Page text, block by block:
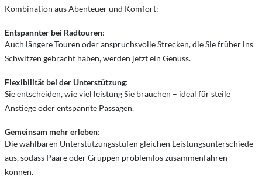
Kombination aus Abenteuer und Komfort:
Entspannter bei Radtouren:
Auch längere Touren oder anspruchsvolle Strecken, die Sie früher ins
Schwitzen gebracht haben, werden jetzt ein Genuss.
Flexibilität bei der Unterstützung:
Sie entscheiden, wie viel leistung Sie brauchen – ideal für steile
Anstiege oder entspannte Passagen.
Gemeinsam mehr erleben:
Die wählbaren Unterstützungsstufen gleichen Leistungsunterschiede
aus, sodass Paare oder Gruppen problemlos zusammenfahren
können.